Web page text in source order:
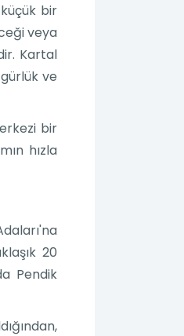
bir
veya
Kartal
ve
bir
hızla
20
Pendik